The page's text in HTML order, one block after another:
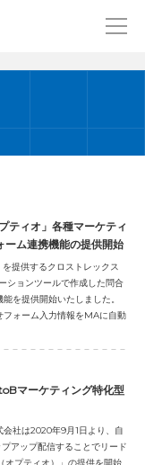
ティオ」各種マーケティ
ーム連携機能の提供開始
提供するクロストレックス
ションツールで作成した問合
を提供開始いたしました。
フォーム入力情報をMAに自動
マーケティング特化型
社は2020年9月1日より、自
アップ配信することでリード